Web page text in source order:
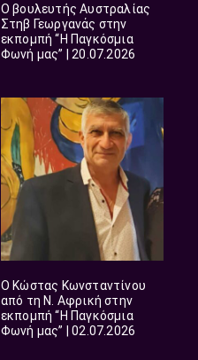
Ο βουλευτής Αυστραλίας
Στηβ Γεωργανάς στην
εκπομπή “Η Παγκόσμια
Φωνή μας” | 20.07.2026
Ο Κώστας Κωνσταντίνου
από τη Ν. Αφρική στην
εκπομπή “Η Παγκόσμια
Φωνή μας” | 02.07.2026